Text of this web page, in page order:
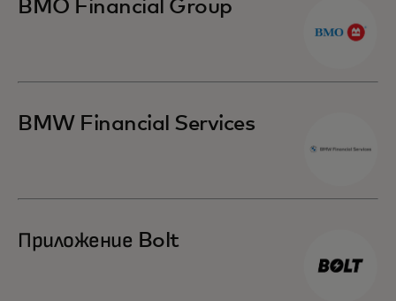
BMO Financial Group
BMW Financial Services
Приложение Bolt